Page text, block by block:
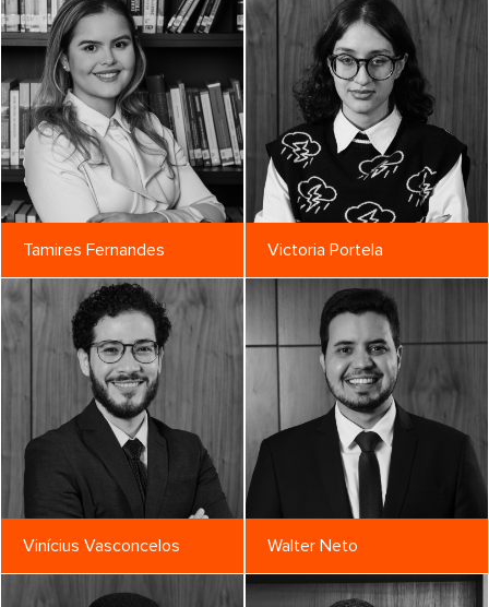
Tamires Fernandes Victoria Portela
Vinícius Vasconcelos Walter Neto